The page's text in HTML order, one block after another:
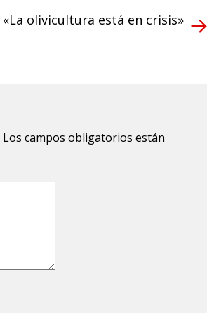
«La olivicultura está en crisis»
Los campos obligatorios están